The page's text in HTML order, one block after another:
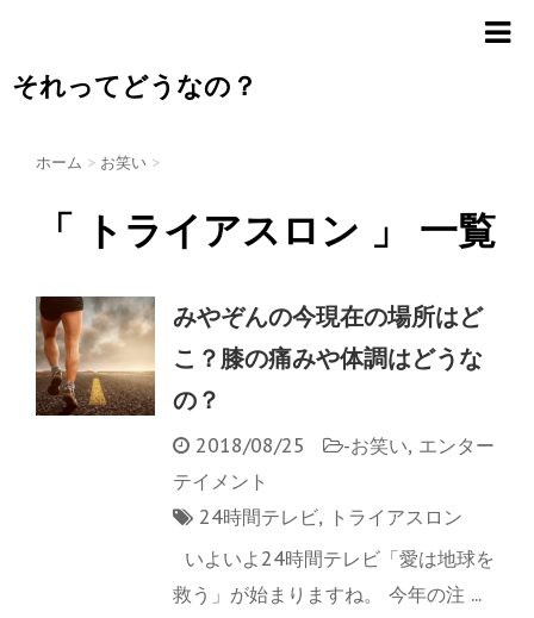
それってどうなの？
ホーム > お笑い >
「 トライアスロン 」 一覧
みやぞんの今現在の場所はど
こ？膝の痛みや体調はどうな
の？
2018/08/25 -お笑い, エンター
テイメント
24時間テレビ, トライアスロン
いよいよ24時間テレビ「愛は地球を
救う」が始まりますね。 今年の注 ...